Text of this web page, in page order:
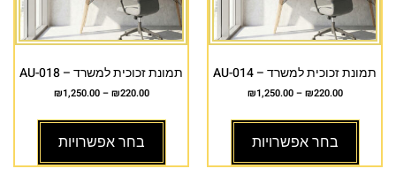
תמונת זכוכית למשרד – AU-014
₪220.00
–
₪1,250.00
בחר אפשרויות
תמונת זכוכית למשרד – AU-018
₪220.00
–
₪1,250.00
בחר אפשרויות